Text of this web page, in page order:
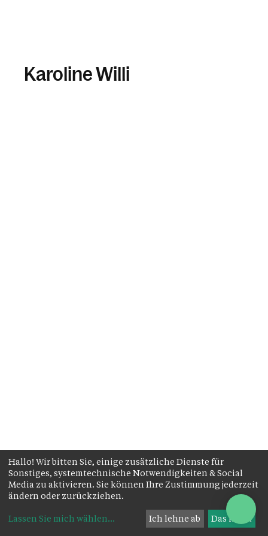
Karoline Willi
Hallo! Wir bitten Sie, einige zusätzliche Dienste für
Sonstiges, systemtechnische Notwendigkeiten & Social
Media zu aktivieren. Sie können Ihre Zustimmung jederzeit
ändern oder zurückziehen.
Lassen Sie mich wählen... Ich lehne ab Das ist ok